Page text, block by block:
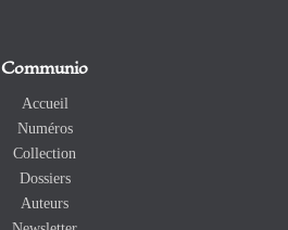
Communio
Accueil
Numéros
Collection
Dossiers
Auteurs